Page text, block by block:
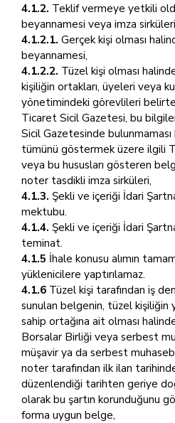
4.1.2. Teklif vermeye yetkili
beyannamesi veya imza
4.1.2.1. Gerçek kişi olması
beyannamesi,
4.1.2.2. Tüzel kişi olması
kişiliğin ortakları, üyeleri veya
yönetimindeki görevlileri
Ticaret Sicil Gazetesi, bu
Sicil Gazetesinde
tümünü göstermek üzere ilgili
veya bu hususları gösteren
noter tasdikli imza sirküleri,
4.1.3. Şekli ve içeriği İdari
mektubu.
4.1.4. Şekli ve içeriği İdari
teminat.
4.1.5 İhale konusu alımın
yüklenicilere yaptırılamaz.
4.1.6 Tüzel kişi tarafından iş
sunulan belgenin, tüzel kişiliğin
sahip ortağına ait olması
Borsalar Birliği veya serbest
müşavir ya da serbest
noter tarafından ilk ilan
düzenlendiği tarihten geriye
olarak bu şartın korunduğunu
forma uygun belge,